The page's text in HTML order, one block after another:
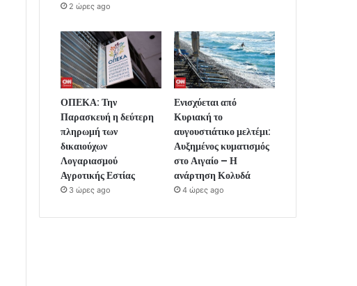
2 ώρες ago
ΟΠΕΚΑ: Την
Παρασκευή η δεύτερη
πληρωμή των
δικαιούχων
Λογαριασμού
Αγροτικής Εστίας
3 ώρες ago
Ενισχύεται από
Κυριακή το
αυγουστιάτικο μελτέμι:
Αυξημένος κυματισμός
στο Αιγαίο – Η
ανάρτηση Κολυδά
4 ώρες ago